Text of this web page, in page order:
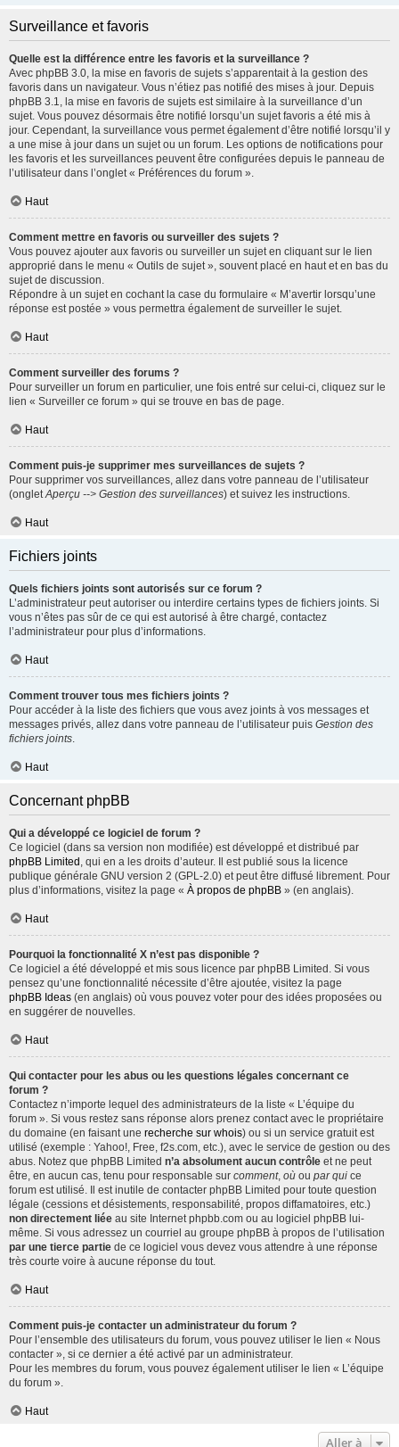
Surveillance et favoris
Quelle est la différence entre les favoris et la surveillance ?
Avec phpBB 3.0, la mise en favoris de sujets s’apparentait à la gestion des
favoris dans un navigateur. Vous n’étiez pas notifié des mises à jour. Depuis
phpBB 3.1, la mise en favoris de sujets est similaire à la surveillance d’un
sujet. Vous pouvez désormais être notifié lorsqu’un sujet favoris a été mis à
jour. Cependant, la surveillance vous permet également d’être notifié lorsqu’il y
a une mise à jour dans un sujet ou un forum. Les options de notifications pour
les favoris et les surveillances peuvent être configurées depuis le panneau de
l’utilisateur dans l’onglet « Préférences du forum ».
Haut
Comment mettre en favoris ou surveiller des sujets ?
Vous pouvez ajouter aux favoris ou surveiller un sujet en cliquant sur le lien
approprié dans le menu « Outils de sujet », souvent placé en haut et en bas du
sujet de discussion.
Répondre à un sujet en cochant la case du formulaire « M’avertir lorsqu’une
réponse est postée » vous permettra également de surveiller le sujet.
Haut
Comment surveiller des forums ?
Pour surveiller un forum en particulier, une fois entré sur celui-ci, cliquez sur le
lien « Surveiller ce forum » qui se trouve en bas de page.
Haut
Comment puis-je supprimer mes surveillances de sujets ?
Pour supprimer vos surveillances, allez dans votre panneau de l’utilisateur
(ongletAperçu --> Gestion des surveillances) et suivez les instructions.
Haut
Fichiers joints
Quels fichiers joints sont autorisés sur ce forum ?
L’administrateur peut autoriser ou interdire certains types de fichiers joints. Si
vous n’êtes pas sûr de ce qui est autorisé à être chargé, contactez
l’administrateur pour plus d’informations.
Haut
Comment trouver tous mes fichiers joints ?
Pour accéder à la liste des fichiers que vous avez joints à vos messages et
messages privés, allez dans votre panneau de l’utilisateur puis Gestion des
fichiers joints.
Haut
Concernant phpBB
Qui a développé ce logiciel de forum ?
Ce logiciel (dans sa version non modifiée) est développé et distribué par
phpBB Limited , qui en a les droits d’auteur. Il est publié sous la licence
publique générale GNU version 2 (GPL-2.0) et peut être diffusé librement. Pour
plus d’informations, visitez la page « À propos de phpBB » (en anglais).
Haut
Pourquoi la fonctionnalité X n’est pas disponible ?
Ce logiciel a été développé et mis sous licence par phpBB Limited. Si vous
pensez qu’une fonctionnalité nécessite d’être ajoutée, visitez la page
phpBB Ideas (en anglais) où vous pouvez voter pour des idées proposées ou
en suggérer de nouvelles.
Haut
Qui contacter pour les abus ou les questions légales concernant ce
forum ?
Contactez n’importe lequel des administrateurs de la liste « L’équipe du
forum ». Si vous restez sans réponse alors prenez contact avec le propriétaire
du domaine (en faisant une recherche sur whois) ou si un service gratuit est
utilisé (exemple : Yahoo!, Free, f2s.com, etc.), avec le service de gestion ou des
abus. Notez que phpBB Limited n’a absolument aucun contrôle et ne peut
être, en aucun cas, tenu pour responsable sur comment, où ou par qui ce
forum est utilisé. Il est inutile de contacter phpBB Limited pour toute question
légale (cessions et désistements, responsabilité, propos diffamatoires, etc.)
non directement liée au site Internet phpbb.com ou au logiciel phpBB lui-
même. Si vous adressez un courriel au groupe phpBB à propos de l’utilisation
par une tierce partie de ce logiciel vous devez vous attendre à une réponse
très courte voire à aucune réponse du tout.
Haut
Comment puis-je contacter un administrateur du forum ?
Pour l’ensemble des utilisateurs du forum, vous pouvez utiliser le lien « Nous
contacter », si ce dernier a été activé par un administrateur.
Pour les membres du forum, vous pouvez également utiliser le lien « L’équipe
du forum ».
Haut
Aller à